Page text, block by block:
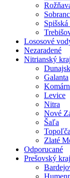
Lososové
Nezaradené
Nitrianský kraj
Galanta
Levice
Nitra
Nové
Šaľa
Zlaté
Odporucané
Prešovský kraj